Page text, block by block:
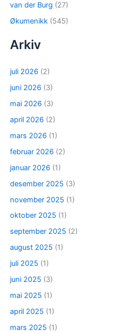
van der Burg (27)
Økumenikk (545)
Arkiv
juli 2026 (2)
juni 2026 (3)
mai 2026 (3)
april 2026 (2)
mars 2026 (1)
februar 2026 (2)
januar 2026 (1)
desember 2025 (3)
november 2025 (1)
oktober 2025 (1)
september 2025 (2)
august 2025 (1)
juli 2025 (1)
juni 2025 (3)
mai 2025 (1)
april 2025 (1)
mars 2025 (1)